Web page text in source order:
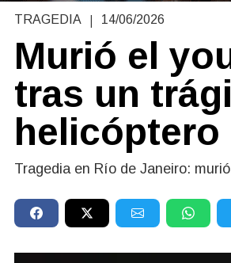
TRAGEDIA | 14/06/2026
Murió el
tras un
helicóptero
Tragedia en Río de Janeiro: